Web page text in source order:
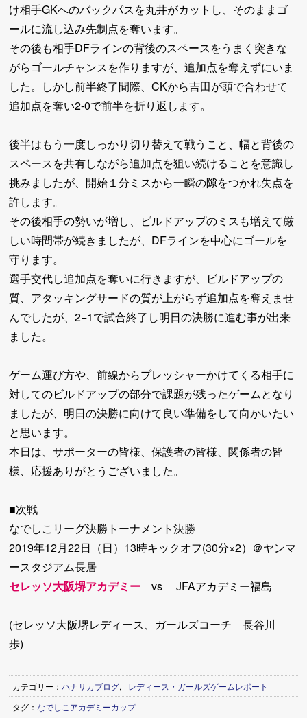
け相手GKへのバックパスを丸井がカットし、そのままゴ
ールに流し込み先制点を奪います。
その後も相手DFラインの背後のスペースをうまく突きな
がらゴールチャンスを作りますが、追加点を奪えずにいま
した。しかし前半終了間際、CKから吉田が頭で合わせて
追加点を奪い2-0で前半を折り返します。
後半はもう一度しっかり切り替えて戦うこと、幅と背後の
スペースを共有しながら追加点を狙い続けることを意識し
挑みましたが、開始１分ミスから一瞬の隙をつかれ失点を
許します。
その後相手の勢いが増し、ビルドアップのミスも増えて厳
しい時間帯が続きましたが、DFラインを中心にゴールを
守ります。
選手交代し追加点を奪いに行きますが、ビルドアップの
質、アタッキングサードの質が上がらず追加点を奪えませ
んでしたが、2−1で試合終了し明日の決勝に進む事が出来
ました。
ゲーム運び方や、前線からプレッシャーかけてくる相手に
対してのビルドアップの部分で課題が残ったゲームとなり
ましたが、明日の決勝に向けて良い準備をして向かいたい
と思います。
本日は、サポーターの皆様、保護者の皆様、関係者の皆
様、応援ありがとうございました。
■次戦
なでしこリーグ決勝トーナメント決勝
2019年12月22日（日）13時キックオフ(30分×2）＠ヤンマ
ースタジアム長居
セレッソ大阪堺アカデミー vs JFAアカデミー福島
(セレッソ大阪堺レディース、ガールズコーチ 長谷川
歩)
カテゴリー：ハナサカブログ,
レディース・ガールズゲームレポート
タグ：なでしこアカデミーカップ